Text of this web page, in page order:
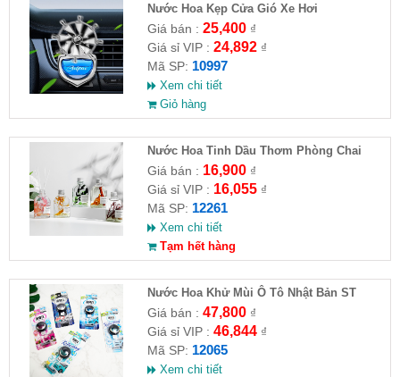
Nước Hoa Kẹp Cửa Gió Xe Hơi
Giá bán : 25,400₫
Giá sỉ VIP : 24,892₫
Mã SP: 10997
Xem chi tiết
Giỏ hàng
Nước Hoa Tinh Dầu Thơm Phòng Chai
100ml
Giá bán : 16,900₫
Giá sỉ VIP : 16,055₫
Mã SP: 12261
Xem chi tiết
Tạm hết hàng
Nước Hoa Khử Mùi Ô Tô Nhật Bản ST
Floral Hương Hoa Cỏ 3.2mL
Giá bán : 47,800₫
Giá sỉ VIP : 46,844₫
Mã SP: 12065
Xem chi tiết